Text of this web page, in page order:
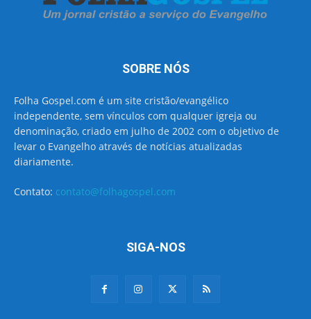
SOBRE NÓS
Folha Gospel.com é um site cristão/evangélico
independente, sem vínculos com qualquer igreja ou
denominação, criado em julho de 2002 com o objetivo de
levar o Evangelho através de notícias atualizadas
diariamente.
Contato: contato@folhagospel.com
SIGA-NOS